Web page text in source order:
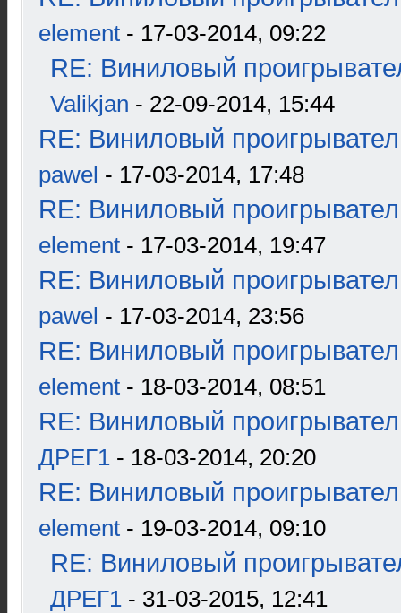
element - 17-03-2014, 09:22
RE: Виниловый
Valikjan - 22-09-2014, 15:44
RE: Виниловый
pawel - 17-03-2014, 17:48
RE: Виниловый
element - 17-03-2014, 19:47
RE: Виниловый
pawel - 17-03-2014, 23:56
RE: Виниловый
element - 18-03-2014, 08:51
RE: Виниловый
ДРЕГ1 - 18-03-2014, 20:20
RE: Виниловый
element - 19-03-2014, 09:10
RE: Виниловый
ДРЕГ1 - 31-03-2015, 12:41